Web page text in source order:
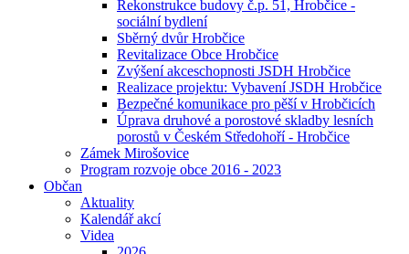
Rekonstrukce budovy č.p. 51, Hrobčice -
sociální bydlení
Sběrný dvůr Hrobčice
Revitalizace Obce Hrobčice
Zvýšení akceschopnosti JSDH Hrobčice
Realizace projektu: Vybavení JSDH Hrobčice
Bezpečné komunikace pro pěší v Hrobčicích
Úprava druhové a porostové skladby lesních
porostů v Českém Středohoří - Hrobčice
Zámek Mirošovice
Program rozvoje obce 2016 - 2023
Občan
Aktuality
Kalendář akcí
Videa